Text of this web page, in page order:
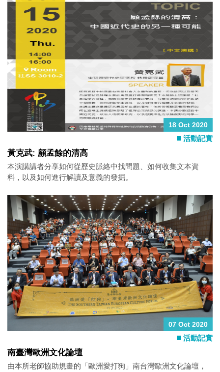
18 Oct 2020
活動記實
黃克武: 顧孟餘的清高
本演講講者分享如何從歷史脈絡中找問題、如何收集文本資
料，以及如何進行解讀及意義的發掘。
07 Oct 2020
活動記實
南臺灣歐洲文化論壇
由本所老師協助規畫的「歐洲愛打狗」南台灣歐洲文化論壇，